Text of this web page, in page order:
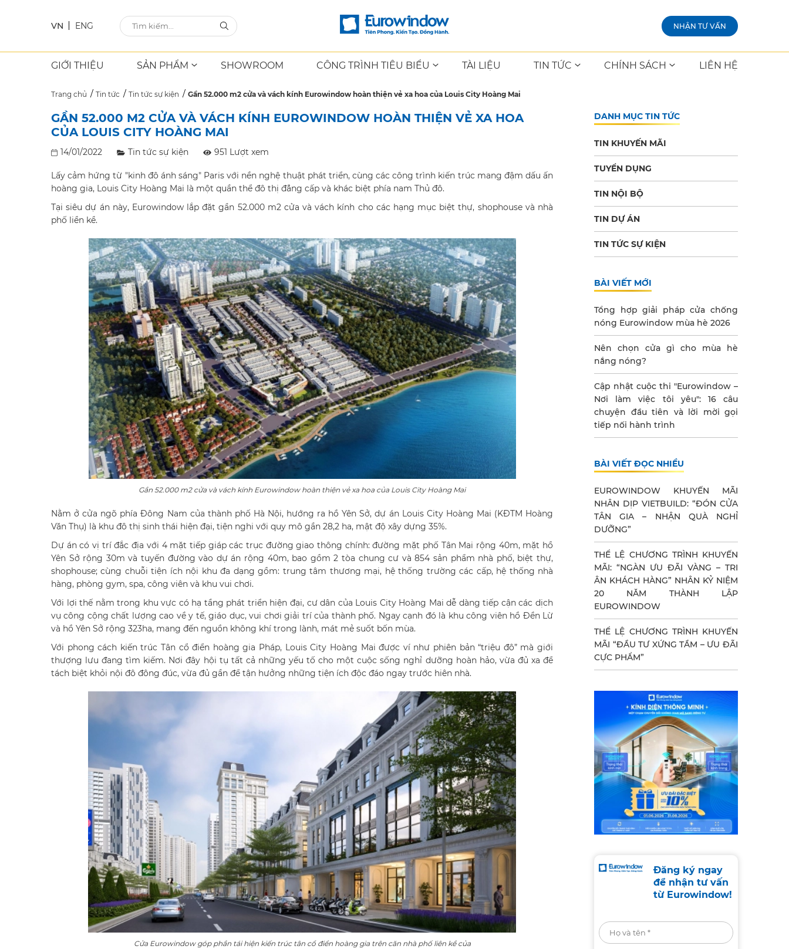
VN ENG NHẬN TƯ VẤN
GIỚI THIỆU SẢN PHẨM SHOWROOM CÔNG TRÌNH TIÊU BIỂU TÀI LIỆU TIN TỨC CHÍNH SÁCH LIÊN HỆ
Trang chủ Tin tức Tin tức sự kiện Gần 52.000 m2 cửa và vách kính Eurowindow hoàn thiện vẻ xa hoa của Louis City Hoàng Mai
GẦN 52.000 M2 CỬA VÀ VÁCH KÍNH EUROWINDOW HOÀN THIỆN VẺ XA HOA
CỦA LOUIS CITY HOÀNG MAI
14/01/2022 Tin tức sự kiện 951 Lượt xem
Lấy cảm hứng từ "kinh đô ánh sáng" Paris với nền nghệ thuật phát triển, cùng các công trình kiến trúc mang đậm dấu ấn
hoàng gia, Louis City Hoàng Mai là một quần thể đô thị đẳng cấp và khác biệt phía nam Thủ đô.
Tại siêu dự án này, Eurowindow lắp đặt gần 52.000 m2 cửa và vách kính cho các hạng mục biệt thự, shophouse và nhà
phố liền kề.
Gần 52.000 m2 cửa và vách kính Eurowindow hoàn thiện vẻ xa hoa của Louis City Hoàng Mai
Nằm ở cửa ngõ phía Đông Nam của thành phố Hà Nội, hướng ra hồ Yên Sở, dự án Louis City Hoàng Mai (KĐTM Hoàng
Văn Thụ) là khu đô thị sinh thái hiện đại, tiện nghi với quy mô gần 28,2 ha, mật độ xây dựng 35%.
Dự án có vị trí đắc địa với 4 mặt tiếp giáp các trục đường giao thông chính: đường mặt phố Tân Mai rộng 40m, mặt hồ
Yên Sở rộng 30m và tuyến đường vào dự án rộng 40m, bao gồm 2 tòa chung cư và 854 sản phẩm nhà phố, biệt thự,
shophouse; cùng chuỗi tiện ích nội khu đa dạng gồm: trung tâm thương mại, hệ thống trường các cấp, hệ thống nhà
hàng, phòng gym, spa, công viên và khu vui chơi.
Với lợi thế nằm trong khu vực có hạ tầng phát triển hiện đại, cư dân của Louis City Hoàng Mai dễ dàng tiếp cận các dịch
vụ công cộng chất lượng cao về y tế, giáo dục, vui chơi giải trí của thành phố. Ngay cạnh đó là khu công viên hồ Đền Lừ
và hồ Yên Sở rộng 323ha, mang đến nguồn không khí trong lành, mát mẻ suốt bốn mùa.
Với phong cách kiến trúc Tân cổ điển hoàng gia Pháp, Louis City Hoàng Mai được ví như phiên bản “triệu đô” mà giới
thượng lưu đang tìm kiếm. Nơi đây hội tụ tất cả những yếu tố cho một cuộc sống nghỉ dưỡng hoàn hảo, vừa đủ xa để
tách biệt khỏi nội đô đông đúc, vừa đủ gần để tận hưởng những tiện ích độc đáo ngay trước hiên nhà.
Cửa Eurowindow góp phần tái hiện kiến trúc tân cổ điển hoàng gia trên căn nhà phố liên kề của
DANH MỤC TIN TỨC
TIN KHUYẾN MÃI
TUYỂN DỤNG
TIN NỘI BỘ
TIN DỰ ÁN
TIN TỨC SỰ KIỆN
BÀI VIẾT MỚI
Tổng hợp giải pháp cửa chống
nóng Eurowindow mùa hè 2026
Nên chọn cửa gì cho mùa hè
nắng nóng?
Cập nhật cuộc thi "Eurowindow –
Nơi làm việc tôi yêu": 16 câu
chuyện đầu tiên và lời mời gọi
tiếp nối hành trình
BÀI VIẾT ĐỌC NHIỀU
EUROWINDOW KHUYẾN MÃI
NHÂN DỊP VIETBUILD: “ĐÓN CỬA
TÂN GIA – NHẬN QUÀ NGHỈ
DƯỠNG”
THỂ LỆ CHƯƠNG TRÌNH KHUYẾN
MÃI: “NGÀN ƯU ĐÃI VÀNG – TRI
ÂN KHÁCH HÀNG” NHÂN KỶ NIỆM
20 NĂM THÀNH LẬP
EUROWINDOW
THỂ LỆ CHƯƠNG TRÌNH KHUYẾN
MÃI “ĐẦU TƯ XỨNG TẦM – ƯU ĐÃI
CỰC PHẨM”
Đăng ký ngay
để nhận tư vấn
từ Eurowindow!